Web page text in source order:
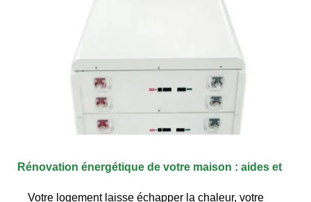
Rénovation énergétique de votre maison : aides et
Votre logement laisse échapper la chaleur, votre